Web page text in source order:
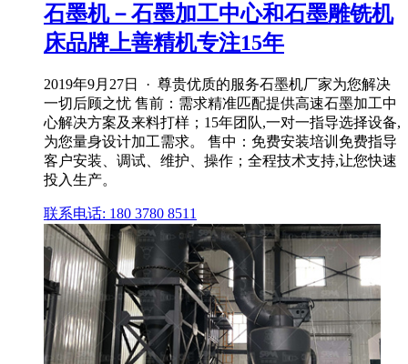
石墨机－石墨加工中心和石墨雕铣机
床品牌上善精机专注15年
2019年9月27日 · 尊贵优质的服务石墨机厂家为您解决
一切后顾之忧 售前：需求精准匹配提供高速石墨加工中
心解决方案及来料打样；15年团队,一对一指导选择设备,
为您量身设计加工需求。 售中：免费安装培训免费指导
客户安装、调试、维护、操作；全程技术支持,让您快速
投入生产。
联系电话: 180 3780 8511